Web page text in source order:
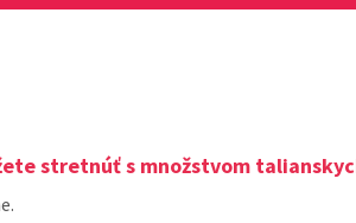
stretnúť s množstvom talianskych